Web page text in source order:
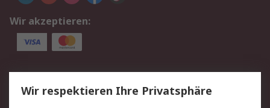
Wir akzeptieren:
Service
Value Added Services
Lieferlösungen
Wir respektieren Ihre Privatsphäre